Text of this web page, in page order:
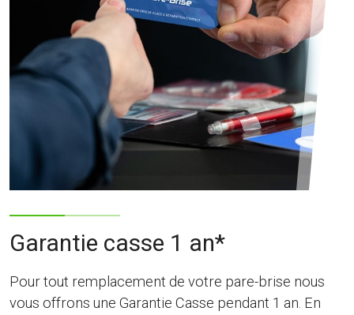
Garantie casse 1 an*
Pour tout remplacement de votre pare-brise nous
vous offrons une Garantie Casse pendant 1 an. En